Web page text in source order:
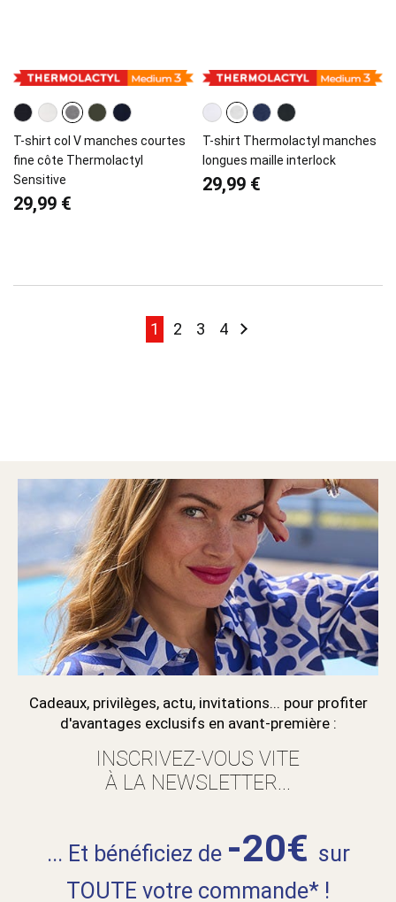
T-shirt col V manches courtes
fine côte Thermolactyl
Sensitive
29,99 €
T-shirt Thermolactyl manches
longues maille interlock
29,99 €
Page
Page
1 Page
2 Page
3 Page
4 Page
Suivant
Cadeaux, privilèges, actu, invitations... pour profiter
d'avantages exclusifs en avant-première :
INSCRIVEZ-VOUS VITE
À LA NEWSLETTER...
... Et bénéficiez de -20€ sur
TOUTE votre commande* !